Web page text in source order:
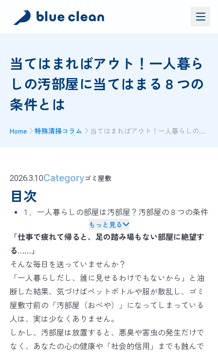
サービス
バイオリカバリー ®
施工実績
ブルークリーンについて
お電話でのお問い合わせ
0120-552-052
は米国ABRAの規格を
日本国内向けに適応した空間衛生のための規格です
当てはまればアウト！一人暮ら
しの汚部屋に当てはまる８つの
条件とは
Home 特殊清掃コラム 当てはまればアウト！一人暮らしの汚部屋に当てはまる８つの条件とは
2026.3.10Categoryゴミ屋敷
目次
１．一人暮らしの部屋は汚部屋？汚部屋の８つの条件
もっと見る
「仕事で疲れて帰ると、足の踏み場もない部屋に絶望す
る……」
そんな毎日を送っていませんか？
「一人暮らしだし、誰に見せるわけでもないから」と油
断した結果、気づけばペットボトルや服が散乱し、ゴミ
屋敷寸前の「汚部屋（おべや）」になってしまっている
人は、実は少なくありません。
しかし、汚部屋は放置すると、悪臭や害虫の発生だけで
なく、あなたの心の健康や「社会的信用」までも蝕んで